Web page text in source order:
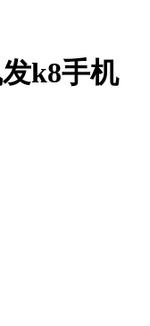
k8手机